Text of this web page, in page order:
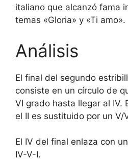
italiano que alcanzó fama
temas «Gloria» y «Ti amo».
Análisis
El final del segundo
consiste en un círculo de
VI grado hasta llegar al IV.
el II es sustituido por un V/
El IV del final enlaza con
IV-V-I.